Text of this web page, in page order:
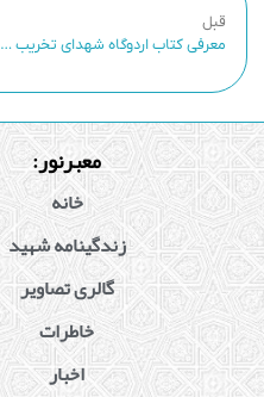
قبل
معرفی کتاب اردوگاه شهدای تخریب مجید جعفرآبادی
معبرنور:
خانه
زندگینامه شهید
گالری تصاویر
خاطرات
اخبار